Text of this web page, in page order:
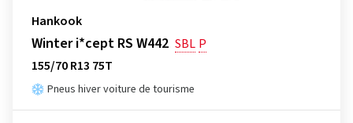
Hankook
Winter i*cept RS W442 SBL P
155/70 R13 75T
Pneus hiver voiture de tourisme